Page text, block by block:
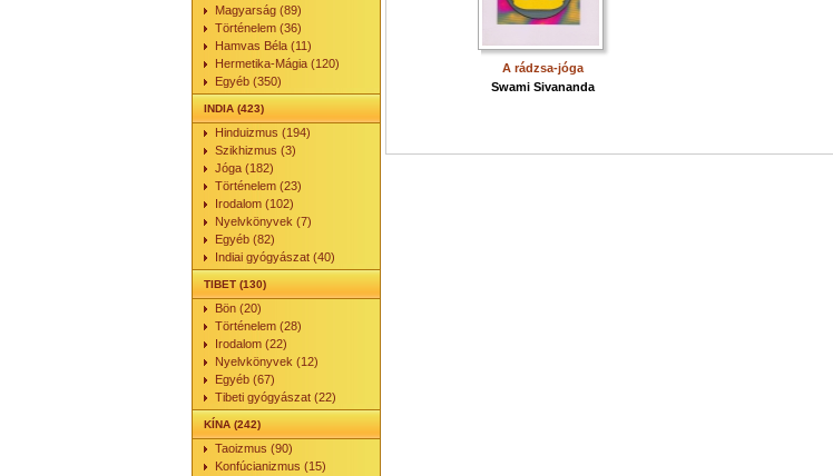
Magyarság (89)
Történelem (36)
Hamvas Béla (11)
Hermetika-Mágia (120)
Egyéb (350)
INDIA (423)
Hinduizmus (194)
Szikhizmus (3)
Jóga (182)
Történelem (23)
Irodalom (102)
Nyelvkönyvek (7)
Egyéb (82)
Indiai gyógyászat (40)
TIBET (130)
Bön (20)
Történelem (28)
Irodalom (22)
Nyelvkönyvek (12)
Egyéb (67)
Tibeti gyógyászat (22)
KÍNA (242)
Taoizmus (90)
Konfúcianizmus (15)
A rádzsa-jóga
Swami Sivananda